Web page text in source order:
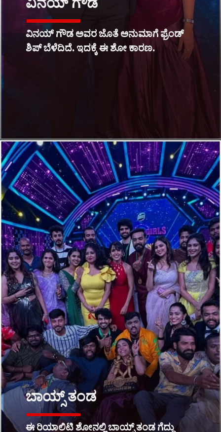
ವಿನಯ್ ಗೌಡ ಅವರ ಜೊತೆ ಅನುಮಾಗೆ ಫ್ರೆಂಡ್​
ಶಿಪ್ ಬೆಳೆದಿದೆ. ಇದಕ್ಕೆ ಈ ಶೋ ಕಾರಣ.
ವಿನಯ್ ಗೌಡ
ಈ ರಿಯಾಲಿಟಿ ಶೋನಲ್ಲಿ ಬಾಯ್ಸ್ ತಂಡ ಗೆದ್ದು
ಬಾಯ್ಸ್ ತಂಡ